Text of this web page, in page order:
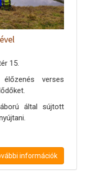
15.
élőzenés verses
által sújtott
információk